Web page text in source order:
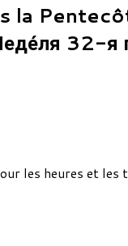
la
32-я
les heures et